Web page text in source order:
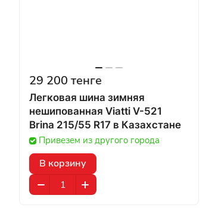
29 200 тенге
Легковая шина зимняя
нешипованная Viatti V-521
Brina 215/55 R17 в Казахстане
Привезем из другого города
В корзину